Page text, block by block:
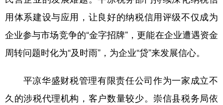
用体系建设与应用，让良好的纳税信用评级不仅成为
企业参与市场竞争的“金字招牌”，更能在企业遭遇资金
周转问题时化为“及时雨”，为企业“贷”来发展信心。
平凉华盛财税管理有限责任公司作为一家成立不
久的涉税代理机构，客户数量较少。崇信县税务局依